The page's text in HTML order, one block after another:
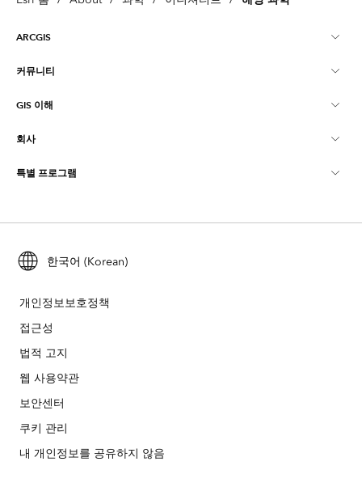
ARCGIS
ArcGIS Overview
Developer Technology
ArcGIS Location Platform
Esri 스토어
ArcGIS Architecture Center
커뮤니티
Esri 커뮤니티
ArcGIS Blog
사용자 리서치 및 테스트
Esri Young Professionals Network
이벤트
GIS 이해
GIS란?
로케이션 인텔리전스
ArcUser
ArcNews
ArcWatch
Esri 보도
GIS 딕셔너리
회사
Esri 정보
채용
파트너
환경 및 지속가능성 이니셔티브
사이트맵
특별 프로그램
ArcGIS for Student Use
재난 대응
비영리기관
한국어 (Korean)
개인정보보호정책
접근성
법적 고지
웹 사용약관
보안센터
쿠키 관리
내 개인정보를 공유하지 않음